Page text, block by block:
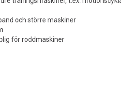
och större maskiner
för roddmaskiner